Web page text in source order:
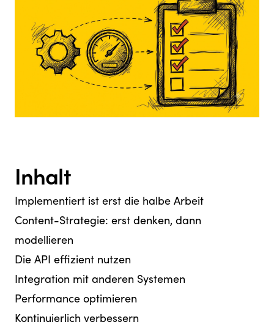
Inhalt
Implementiert ist erst die halbe Arbeit
Content-Strategie: erst denken, dann
modellieren
Die API effizient nutzen
Integration mit anderen Systemen
Performance optimieren
Kontinuierlich verbessern